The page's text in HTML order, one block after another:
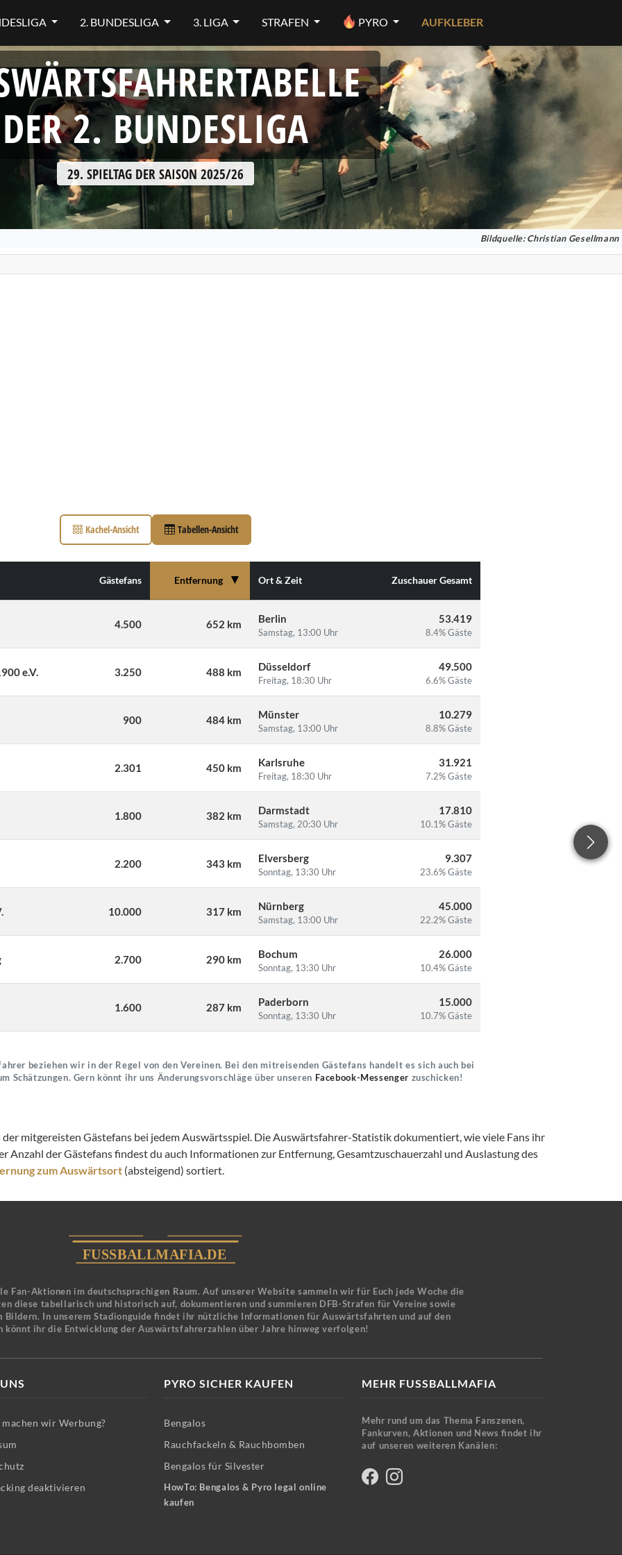
2. BUNDESLIGA 3. LIGA STRAFEN PYRO AUFKLEBER
DER 2. BUNDESLIGA
29. SPIELTAG DER SAISON 2025/26
Bildquelle: Christian Gesellmann
Kachel-Ansicht Tabellen-Ansicht
Gästefans Entfernung ▼ Ort & Zeit Zuschauer Gesamt
4.500 652 km Berlin
Samstag, 13:00 Uhr
53.419
8.4% Gäste
e.V. 3.250 488 km Düsseldorf
Freitag, 18:30 Uhr
49.500
6.6% Gäste
900 484 km Münster
Samstag, 13:00 Uhr
10.279
8.8% Gäste
2.301 450 km Karlsruhe
Freitag, 18:30 Uhr
31.921
7.2% Gäste
1.800 382 km Darmstadt
Samstag, 20:30 Uhr
17.810
10.1% Gäste
2.200 343 km Elversberg
Sonntag, 13:30 Uhr
9.307
23.6% Gäste
10.000 317 km Nürnberg
Samstag, 13:00 Uhr
45.000
22.2% Gäste
2.700 290 km Bochum
Sonntag, 13:30 Uhr
26.000
10.4% Gäste
1.600 287 km Paderborn
Sonntag, 13:30 Uhr
15.000
10.7% Gäste
beziehen wir in der Regel von den Vereinen. Bei den mitreisenden Gästefans handelt es sich auch bei
Schätzungen. Gern könnt ihr uns Änderungsvorschläge über unseren Facebook-Messenger zuschicken!
der mitgereisten Gästefans bei jedem Auswärtsspiel. Die Auswärtsfahrer-Statistik dokumentiert, wie viele Fans ihr
Anzahl der Gästefans findest du auch Informationen zur Entfernung, Gesamtzuschauerzahl und Auslastung des
zum Auswärtsort (absteigend) sortiert.
Fan-Aktionen im deutschsprachigen Raum. Auf unserer Website sammeln wir für Euch jede Woche die
diese tabellarisch und historisch auf, dokumentieren und summieren DFB-Strafen für Vereine sowie
Bildern. In unserem Stadionguide findet ihr nützliche Informationen für Auswärtsfahrten und auf den
könnt ihr die Entwicklung der Auswärtsfahrerzahlen über Jahre hinweg verfolgen!
wir Werbung?
deaktivieren
PYRO SICHER KAUFEN
Bengalos
Rauchfackeln & Rauchbomben
Bengalos für Silvester
HowTo: Bengalos & Pyro legal online
kaufen
MEHR FUSSBALLMAFIA
Mehr rund um das Thema Fanszenen,
Fankurven, Aktionen und News findet ihr
auf unseren weiteren Kanälen: